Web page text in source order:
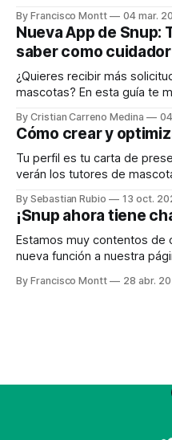
sitters tengan claridad en cada paso. Aquí
cómo funciona 👇 Paso 1️⃣ Tutor envía una solicitud de
reserva, abriendo el
By Francisco Montt 04 mar.
Nueva App de Snup:
saber como cuidador
¿Quieres recibir más
mascotas? En esta guía te
hasta trucos para aparecer
Instala la App de Snup en tu celular La App
permite recibir
By Cristian Carreno Medina
Cómo crear y
Tu perfil es tu carta de
verán los tutores de
rostro con una sonrisa y, si
mascota. Esta foto será lo
Una
By Sebastian Rubio 13 oct.
¡Snup ahora tiene
Estamos muy contentos de
nueva función a nuestra
que la comunicación y
By Francisco Montt 28 abr.